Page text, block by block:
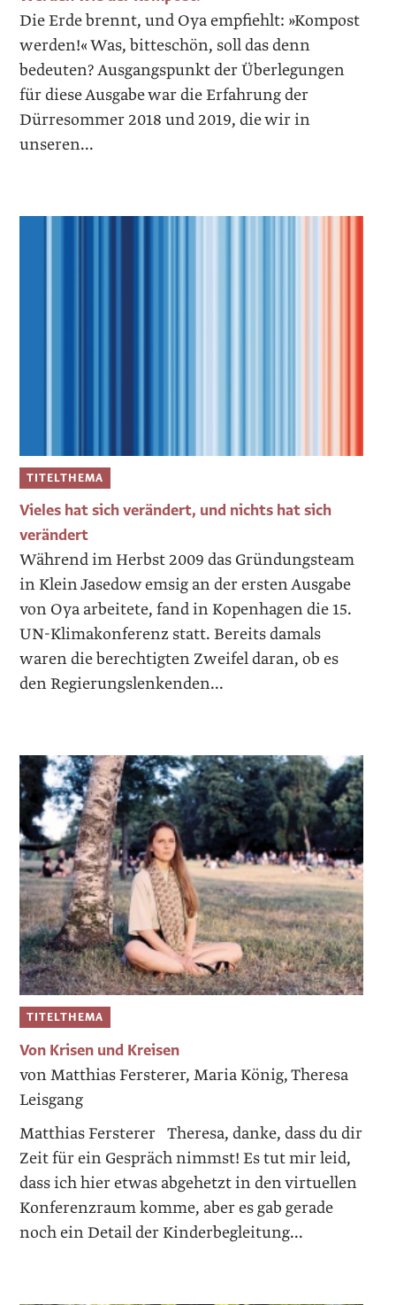
Die Erde brennt, und Oya empfiehlt: »Kompost
werden!« Was, bitteschön, soll das denn
bedeuten? Ausgangspunkt der Überlegungen
für diese Ausgabe war die Erfahrung der
Dürresommer 2018 und 2019, die wir in
unseren...
TITELTHEMA
Vieles hat sich verändert, und nichts hat sich
verändert
Während im Herbst 2009 das Gründungsteam
in Klein Jasedow emsig an der ersten Ausgabe
von Oya arbeitete, fand in Kopenhagen die 15.
UN-Klimakonferenz statt. Bereits damals
waren die berechtigten Zweifel daran, ob es
den Regierungslenkenden...
TITELTHEMA
Von Krisen und Kreisen
von Matthias Fersterer, Maria König, Theresa
Leisgang
Matthias Fersterer Theresa, danke, dass du dir
Zeit für ein Gespräch nimmst! Es tut mir leid,
dass ich hier etwas abgehetzt in den virtuellen
Konferenzraum komme, aber es gab gerade
noch ein Detail der Kinderbegleitung...